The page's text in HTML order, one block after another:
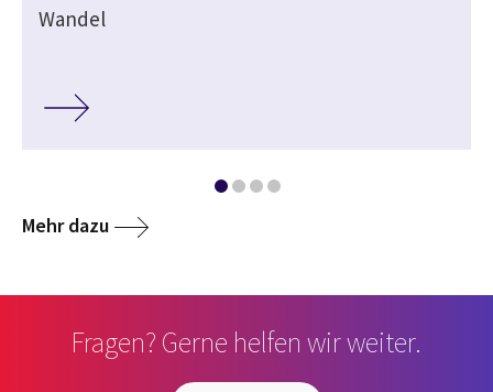
Wandel
Mehr dazu
Fragen? Gerne helfen wir weiter.